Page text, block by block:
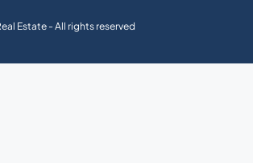
Estate - All rights reserved